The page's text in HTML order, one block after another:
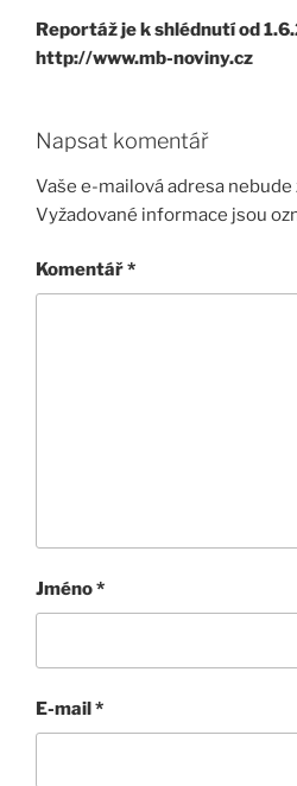
Reportáž je k shlédnutí od
http://www.mb-noviny.cz
Napsat komentář
Vaše e-mailová adresa nebude
Vyžadované informace jsou
Komentář*
Jméno*
E-mail*